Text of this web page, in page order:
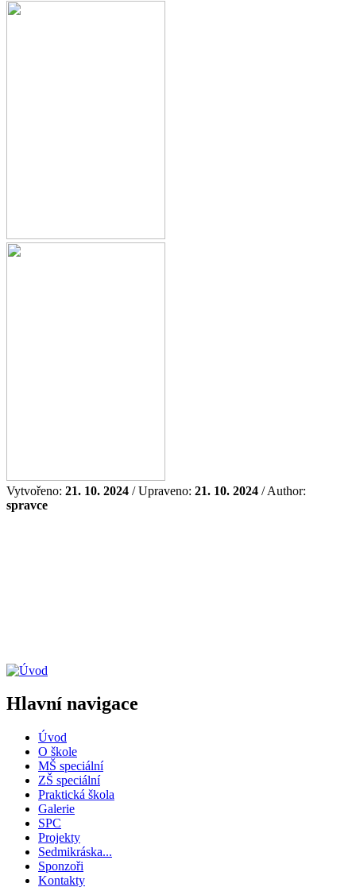
Vytvořeno: 21. 10. 2024 / Upraveno: 21. 10. 2024 / Author:
spravce
Hlavní navigace
Úvod
O škole
MŠ speciální
ZŠ speciální
Praktická škola
Galerie
SPC
Projekty
Sedmikráska...
Sponzoři
Kontakty